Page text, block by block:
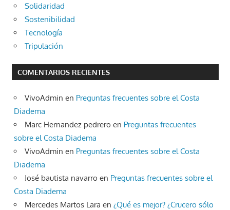
Solidaridad
Sostenibilidad
Tecnología
Tripulación
COMENTARIOS RECIENTES
VivoAdmin en Preguntas frecuentes sobre el Costa
Diadema
Marc Hernandez pedrero en Preguntas frecuentes
sobre el Costa Diadema
VivoAdmin en Preguntas frecuentes sobre el Costa
Diadema
José bautista navarro en Preguntas frecuentes sobre el
Costa Diadema
Mercedes Martos Lara en ¿Qué es mejor? ¿Crucero sólo